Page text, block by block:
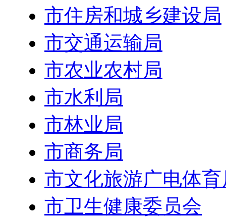
市住房和城乡建设局
市交通运输局
市农业农村局
市水利局
市林业局
市商务局
市文化旅游广电体育
市卫生健康委员会